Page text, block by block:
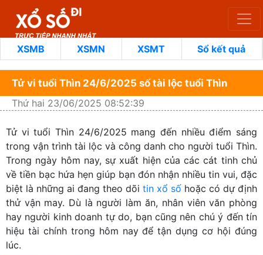
XSMB XSMN XSMT Sổ kết quả
Tử vi tuổi Thìn 24/6/2025 số tài lộc tuổi Thìn
Thứ hai 23/06/2025 08:52:39
Tử vi tuổi Thìn 24/6/2025 mang đến nhiều điểm sáng
trong vận trình tài lộc và công danh cho người tuổi Thìn.
Trong ngày hôm nay, sự xuất hiện của các cát tinh chủ
về tiền bạc hứa hẹn giúp bạn đón nhận nhiều tin vui, đặc
biệt là những ai đang theo dõi tin xổ số hoặc có dự định
thử vận may. Dù là người làm ăn, nhân viên văn phòng
hay người kinh doanh tự do, bạn cũng nên chú ý đến tín
hiệu tài chính trong hôm nay để tận dụng cơ hội đúng
lúc.